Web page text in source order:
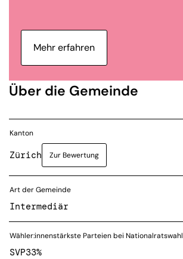
Mehr erfahren
Über die Gemeinde
Kanton
Zürich Zur Bewertung
Art der Gemeinde
Intermediär
Wähler:innenstärkste Parteien bei Nationalratswahl
SVP33%